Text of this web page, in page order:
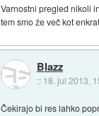
Varnostni pregled nikoli
tem smo že več kot
Blazz
:: 18. jul 2013,
Čekirajo bi res lahko